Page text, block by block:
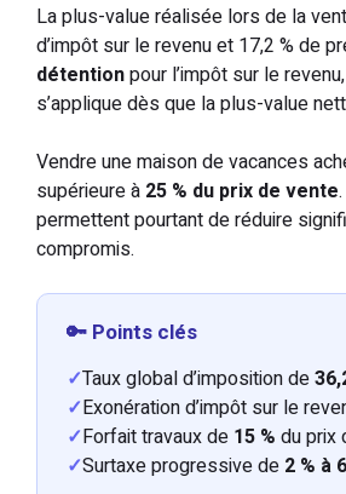
La plus-value réalisée lors de la
d’impôt sur le revenu et 17,2 % de
détentionpour l’impôt sur le
s’applique dès que la plus-value
Vendre une maison de vacances
supérieure à 25 % du prix de vente
permettent pourtant de réduire
compromis.
🔑 Points clés
✓Taux global d’imposition de
✓Exonération d’impôt sur le
✓Forfait travaux de 15 % du prix
✓Surtaxe progressive de 2 % à